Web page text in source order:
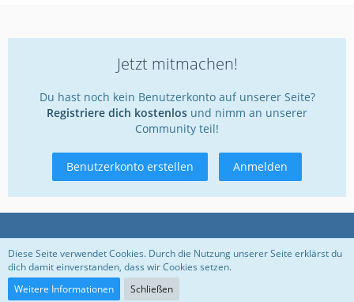
Jetzt mitmachen!
Du hast noch kein Benutzerkonto auf unserer Seite?
Registriere dich kostenlos und nimm an unserer
Community teil!
Benutzerkonto erstellen Anmelden
Nutzungsbedingungen
Diese Seite verwendet Cookies. Durch die Nutzung unserer Seite erklärst du
dich damit einverstanden, dass wir Cookies setzen.
Weitere Informationen
Schließen